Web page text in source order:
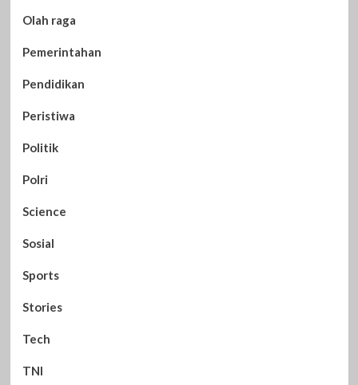
Olah raga
Pemerintahan
Pendidikan
Peristiwa
Politik
Polri
Science
Sosial
Sports
Stories
Tech
TNI